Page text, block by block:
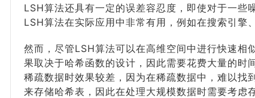
LSH算法还具有一定的误差容忍度，即使对于一些
LSH算法在实际应用中非常有用，例如在搜索引擎
然而，尽管LSH算法可以在高维空间中进行快速相
果取决于哈希函数的设计，因此需要花费大量的时
稀疏数据时效果较差，因为在稀疏数据中，难以找
来存储哈希表，因此在处理大规模数据时需要考虑